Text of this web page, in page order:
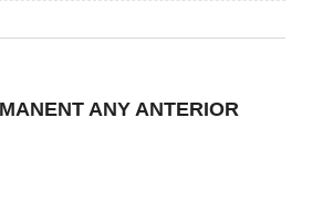
ANY ANTERIOR